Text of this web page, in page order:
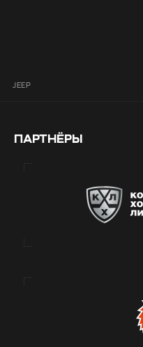
JEEP
ПАРТНЁРЫ